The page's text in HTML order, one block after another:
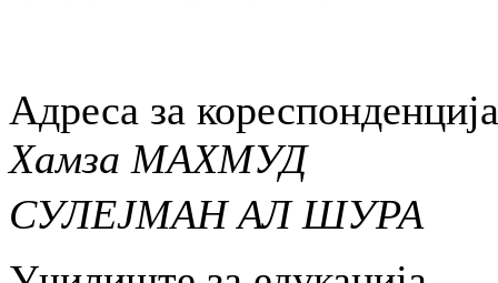
Адреса за
Хамза МАХМУД
СУЛЕЈМАН АЛ ШУРА